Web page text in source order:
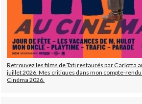
Retrouvez les films de Tati restaurés par Carlotta
juillet 2026. Mes critiques dans mon compte-
Cinéma 2026.